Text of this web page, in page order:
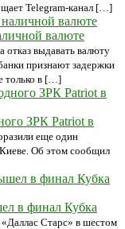
Telegram-канал […]
валюте
отказ выдавать валюту
признают задержки
только в […]
ЗРК Patriot в
еще один
Об этом сообщил
в финал Кубка
Старс» в шестом